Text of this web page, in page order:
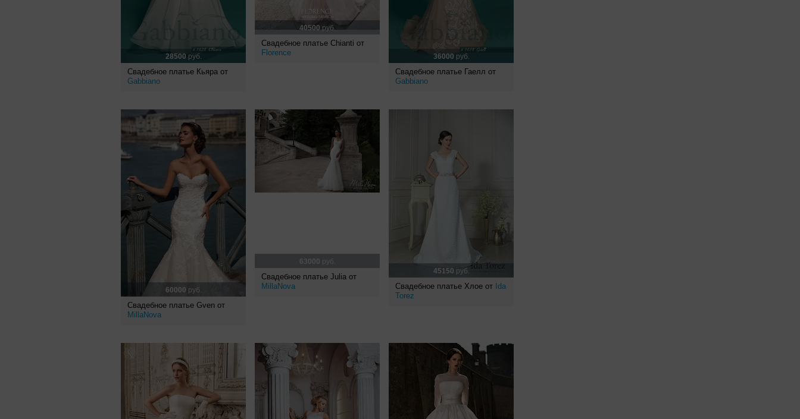
28500 руб.
Свадебное платье Кьяра от
Gabbiano
40500руб.
Свадебное платье Chianti от
Florence
36000 руб.
Свадебное платье Гаелл от
Gabbiano
60000 руб.
Свадебное платье Gven от
MillaNova
63000 руб.
Свадебное платье Julia от
MillaNova
45150 руб.
Свадебное платье Хлое от Ida
Torez